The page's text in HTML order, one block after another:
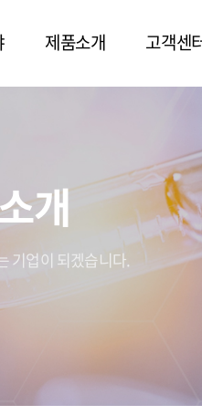
제품소개 고객센
개
기업이 되겠습니다.